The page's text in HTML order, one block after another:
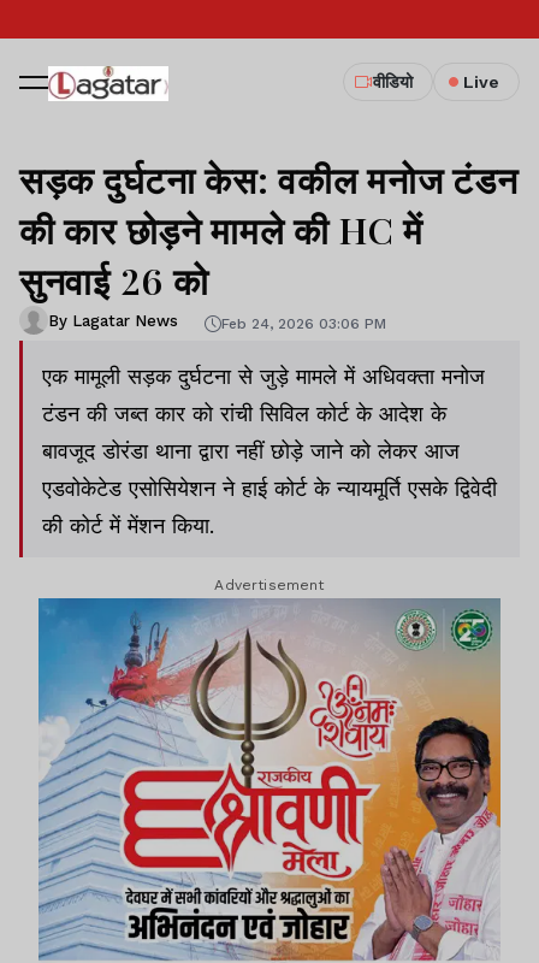
वीडियो Live
सड़क दुर्घटना केस: वकील मनोज टंडन
की कार छोड़ने मामले की HC में
सुनवाई 26 को
By Lagatar News Feb 24, 2026 03:06 PM
एक मामूली सड़क दुर्घटना से जुड़े मामले में अधिवक्ता मनोज
टंडन की जब्त कार को रांची सिविल कोर्ट के आदेश के
बावजूद डोरंडा थाना द्वारा नहीं छोड़े जाने को लेकर आज
एडवोकेटेड एसोसियेशन ने हाई कोर्ट के न्यायमूर्ति एसके द्विवेदी
की कोर्ट में मेंशन किया.
Advertisement